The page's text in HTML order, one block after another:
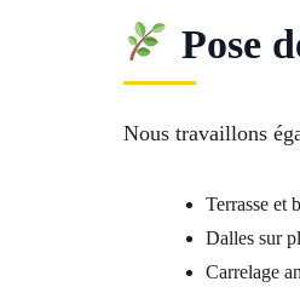
Pose
Nous travaillons
Terrasse et
Dalles sur
Carrelage